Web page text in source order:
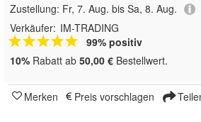
Zustellung: Fr, 7. Aug. bis Sa, 8. Aug.
Verkäufer: IM-TRADING
99% positiv
10% Rabatt ab 50,00 € Bestellwert.
Merken Preis vorschlagen